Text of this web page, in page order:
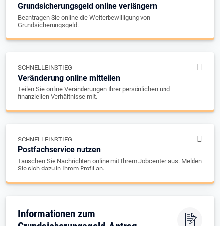
Grundsicherungsgeld online verlängern
Beantragen Sie online die Weiterbewilligung von
Grundsicherungsgeld.
SCHNELLEINSTIEG
Veränderung online mitteilen
Teilen Sie online Veränderungen Ihrer persönlichen und
finanziellen Verhältnisse mit.
SCHNELLEINSTIEG
Postfachservice nutzen
Tauschen Sie Nachrichten online mit Ihrem Jobcenter aus. Melden
Sie sich dazu in Ihrem Profil an.
Informationen zum